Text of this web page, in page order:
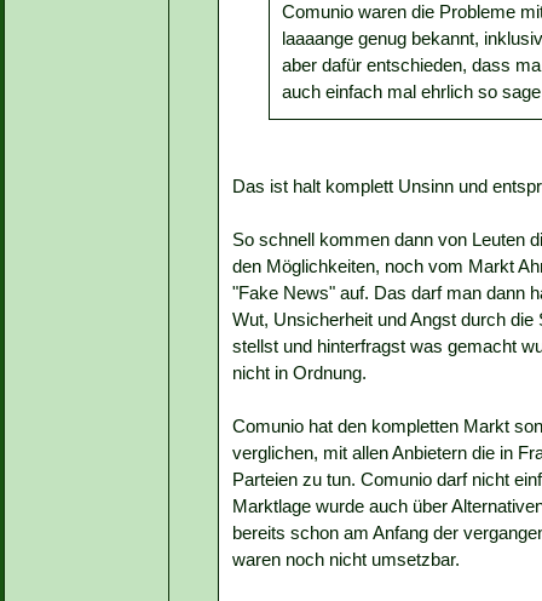
Comunio waren die Probleme
laaaange genug bekannt,
aber dafür entschieden, dass
auch einfach mal ehrlich so
Das ist halt komplett Unsinn und
So schnell kommen dann von Leuten
den Möglichkeiten, noch vom Markt
"Fake News" auf. Das darf man dann
Wut, Unsicherheit und Angst durch
stellst und hinterfragst was gemacht
nicht in Ordnung.
Comunio hat den kompletten Markt
verglichen, mit allen Anbietern die in
Parteien zu tun. Comunio darf nicht
Marktlage wurde auch über
bereits schon am Anfang der
waren noch nicht umsetzbar.